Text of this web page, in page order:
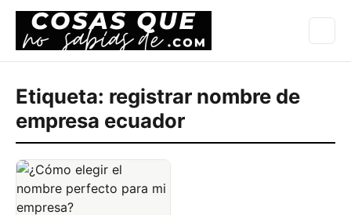
Etiqueta: registrar nombre de
empresa ecuador